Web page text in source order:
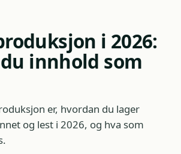
i 2026:
innhold som
er, hvordan du lager
og lest i 2026, og hva som